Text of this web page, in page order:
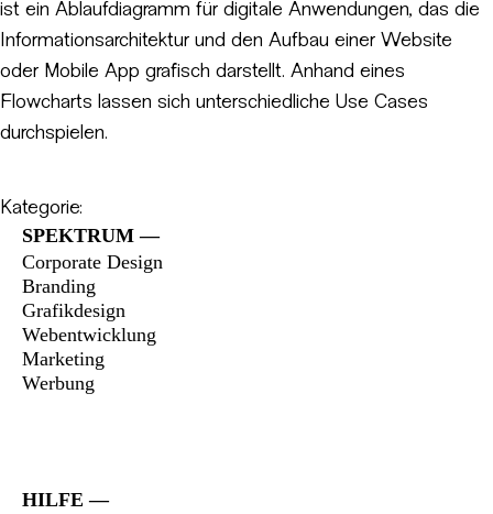
ist ein Ablaufdiagramm für digitale Anwendungen, das die
Informationsarchitektur und den Aufbau einer Website
oder Mobile App grafisch darstellt. Anhand eines
Flowcharts lassen sich unterschiedliche Use Cases
durchspielen.
Kategorie:
SPEKTRUM
Corporate Design
Branding
Grafikdesign
Webentwicklung
Marketing
Werbung
HILFE